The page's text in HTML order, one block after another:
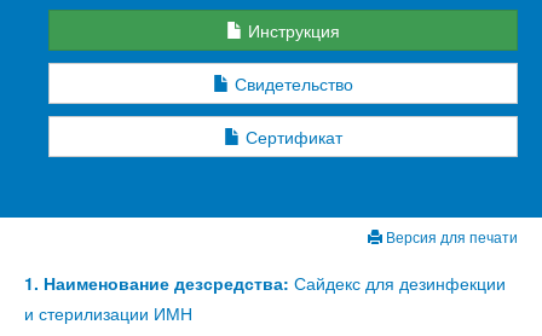
Инструкция
Свидетельство
Сертификат
Версия для печати
1. Наименование дезсредства: Сайдекс для дезинфекции
и стерилизации ИМН